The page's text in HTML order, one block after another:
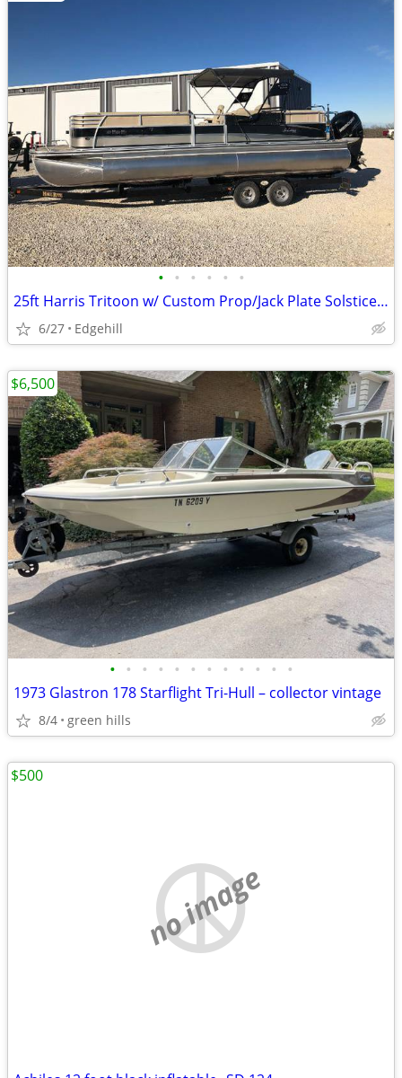
• • • • • •
25ft Harris Tritoon w/ Custom Prop/Jack Plate Solstice 350HP 687712
6/27 Edgehill
• • • • • • • • • • • •
1973 Glastron 178 Starflight Tri-Hull – collector vintage
8/4 green hills
$6,500
no image
$500